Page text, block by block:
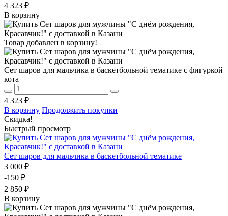
4 323 ₽
В корзину
Товар добавлен в корзину!
Сет шаров для мальчика в баскетбольной тематике с фигуркой
кота
4 323 ₽
В корзину Продолжить покупки
Скидка!
Быстрый просмотр
Сет шаров для мальчика в баскетбольной тематике
3 000 ₽
-150 ₽
2 850 ₽
В корзину